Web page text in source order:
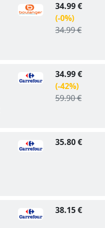
34.99 €
(-0%)
34.99 €
34.99 €
(-42%)
59.90 €
35.80 €
38.15 €